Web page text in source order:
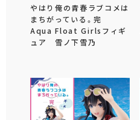
やはり俺の青春ラブコメは
まちがっている。完
Aqua Float Girlsフィギ
ュア 雪ノ下雪乃